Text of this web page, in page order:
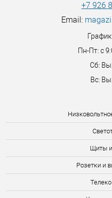
Щиты
Розетки и
+7 926
Email:
Пн-Пт: с
Сб:
Вс: